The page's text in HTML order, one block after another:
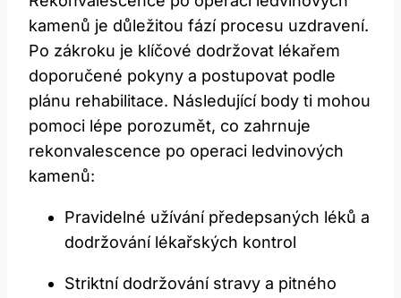
kamenů je důležitou fází procesu uzdravení.
Po zákroku je klíčové dodržovat lékařem
doporučené pokyny a postupovat podle
plánu rehabilitace. Následující body ti mohou
pomoci lépe porozumět, co zahrnuje
rekonvalescence po operaci ledvinových
kamenů:
Pravidelné užívání předepsaných léků a
dodržování lékařských kontrol
Striktní dodržování stravy a pitného